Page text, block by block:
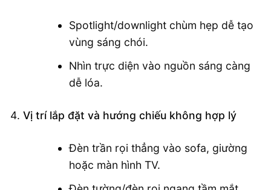
Spotlight/downlight chùm hẹp dễ tạo
vùng sáng chói.
Nhìn trực diện vào nguồn sáng càng
dễ lóa.
Vị trí lắp đặt và hướng chiếu không hợp lý
Đèn trần rọi thẳng vào sofa, giường
hoặc màn hình TV.